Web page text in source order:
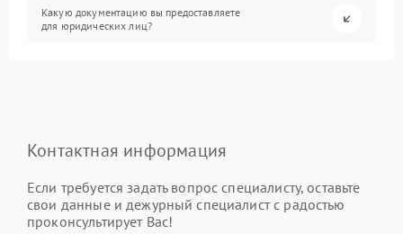
Какую документацию вы предоставляете
для юридических лиц?
Контактная информация
Если требуется задать вопрос специалисту, оставьте
свои данные и дежурный специалист с радостью
проконсультирует Вас!